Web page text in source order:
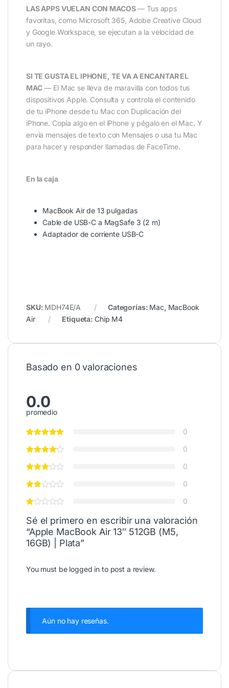
LAS APPS VUELAN CON MACOS— Tus apps
favoritas, como Microsoft 365, Adobe Creative Cloud
y Google Workspace, se ejecutan a la velocidad de
un rayo.
SI TE GUSTA EL IPHONE, TE VA A ENCANTAR EL
MAC— El Mac se lleva de maravilla con todos tus
dispositivos Apple. Consulta y controla el contenido
de tu iPhone desde tu Mac con Duplicación del
iPhone. Copia algo en el iPhone y pégalo en el Mac. Y
envía mensajes de texto con Mensajes o usa tu Mac
para hacer y responder llamadas de FaceTime.
En la caja
MacBook Air de 13 pulgadas
Cable de USB-C a MagSafe 3 (2 m)
Adaptador de corriente USB-C
SKU: MDH74E/A Categorías: Mac, MacBook
Air
Etiqueta: Chip M4
Basado en 0 valoraciones
0.0
promedio
0
0
0
0
0
Sé el primero en escribir una valoración
“Apple MacBook Air 13″ 512GB (M5,
16GB) | Plata”
You must be logged in to post a review.
Aún no hay reseñas.